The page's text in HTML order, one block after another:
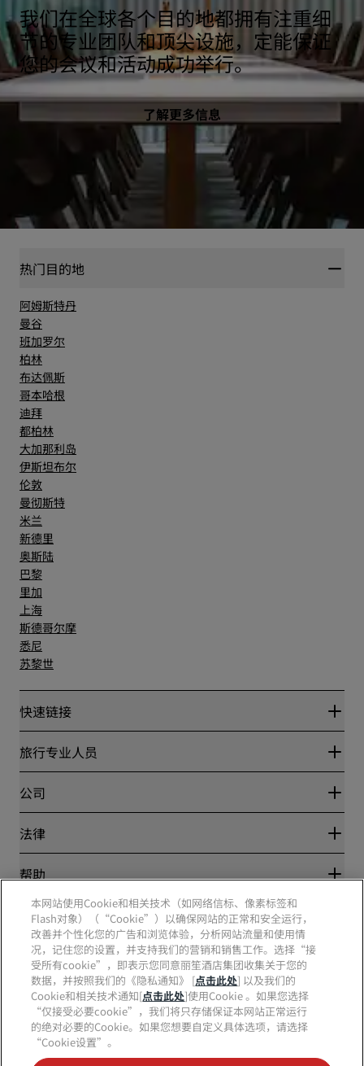
我们在全球各个目的地都拥有注重细
节的专业团队和顶尖设施，定能保证
您的会议和活动成功举行。
了解更多信息
热门目的地
阿姆斯特丹
曼谷
班加罗尔
柏林
布达佩斯
哥本哈根
迪拜
都柏林
大加那利岛
伊斯坦布尔
伦敦
曼彻斯特
米兰
新德里
奥斯陆
巴黎
里加
上海
斯德哥尔摩
悉尼
苏黎世
快速链接
丽赏会
Blog
目的地
丽笙酒店集团APP
体育认证酒店
家庭友好型酒店
旅行专业人员
合作伙伴
公司
丽笙酒店集团
工作机会 RHG
工作机会 PPHE
工作机会 EHL
The Club by RHG
发展机会
责任经营
采购
法律
隐私中心
丽赏会条款和条件
网站使用协议
数字无障碍
现代奴隶制声明
帮助
消费者警示
联系方式
常见问题
网站地图
社交媒体
丽笙酒店集团品牌
本网站使用Cookie和相关技术（如网络信标、像素标签和
Flash对象）（“Cookie”）以确保网站的正常和安全运行，
改善并个性化您的广告和浏览体验，分析网站流量和使用情
况，记住您的设置，并支持我们的营销和销售工作。选择“接
受所有cookie”，即表示您同意丽笙酒店集团收集关于您的
数据，并按照我们的《隐私通知》 [点击此处] 以及我们的
Cookie和相关技术通知[点击此处]使用Cookie 。如果您选择
“仅接受必要cookie”，我们将只存储保证本网站正常运行
的绝对必要的Cookie。如果您想要自定义具体选项，请选择
“Cookie设置”。